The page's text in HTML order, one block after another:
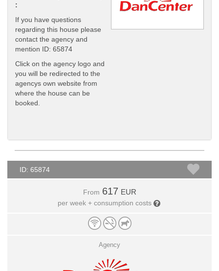
:
If you have questions
regarding this house please
contact the agency and
mention ID: 65874
Click on the agency logo and
you will be redirected to the
agencys own website from
where the house can be
booked.
ID: 65874
From 617 EUR
per week + consumption costs
Agency